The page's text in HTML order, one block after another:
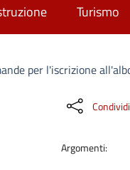
Turismo
per l'iscrizione
Condividi
Argomenti: